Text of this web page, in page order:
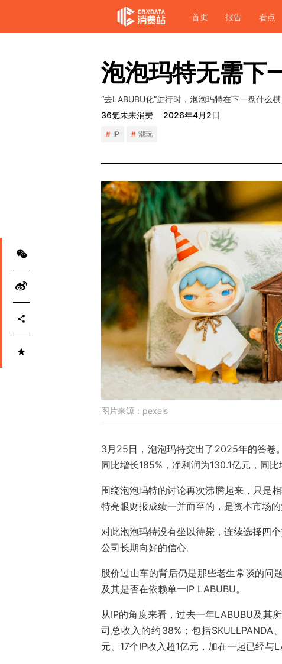
首页 报告 看点
泡泡玛特无需下
“去LABUBU化”进行时，泡泡玛特在下一盘什么棋
36氪未来消费
2026年4月2日
IP 潮玩
图片来源： pexels
3月25日，泡泡玛特交出了2025年的答卷
同比增长185%，净利润为130.1亿元，同比
围绕泡泡玛特的讨论再次沸腾起来，只是
特亮眼财报成绩一并而至的，是资本市场的
对此泡泡玛特没有坐以待毙，连续选择四
公司长期向好的信心。
股价过山车的背后仍是那些老生常谈的问
及其是否在依赖单一IP LABUBU。
从IP的角度来看，过去一年LABUBU及其
司总收入的约38%；包括SKULLPANDA
元、17个IP收入超1亿元，加在一起已经与